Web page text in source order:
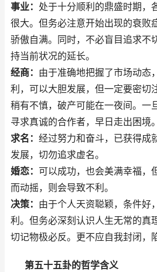
事业： 处于十分顺利的鼎盛时期，
很大。但务必注意开始出现的衰败
骄傲自满。同时，不必盲目追求不
持当前状况的延长。
经商： 由于准确地把握了市场动态
利，可以大胆发展，但一定要密切
稍有不慎，破产可能在一夜间。一
寻求真诚的合作者，早日走出困境。
求名： 经过努力和奋斗，已获得成
发展，切勿追求虚名。
婚恋： 可以成功，也会美满幸福，
而动摇，则会导致不利。
决策： 由于个人天资聪颖，条件好
利。但务必深刻认识人生无常的真
切记物极必反。更不应自我封闭，
第五十五卦的哲学含义